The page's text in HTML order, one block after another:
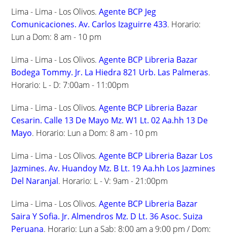
Lima - Lima - Los Olivos.Agente BCP Jeg
Comunicaciones. Av. Carlos Izaguirre 433. Horario:
Lun a Dom: 8 am - 10 pm
Lima - Lima - Los Olivos.Agente BCP Libreria Bazar
Bodega Tommy. Jr. La Hiedra 821 Urb. Las Palmeras.
Horario: L - D: 7:00am - 11:00pm
Lima - Lima - Los Olivos.Agente BCP Libreria Bazar
Cesarin. Calle 13 De Mayo Mz. W1 Lt. 02 Aa.hh 13 De
Mayo. Horario: Lun a Dom: 8 am - 10 pm
Lima - Lima - Los Olivos.Agente BCP Libreria Bazar Los
Jazmines. Av. Huandoy Mz. B Lt. 19 Aa.hh Los Jazmines
Del Naranjal. Horario: L - V: 9am - 21:00pm
Lima - Lima - Los Olivos.Agente BCP Libreria Bazar
Saira Y Sofia. Jr. Almendros Mz. D Lt. 36 Asoc. Suiza
Peruana. Horario: Lun a Sab: 8:00 am a 9:00 pm / Dom: